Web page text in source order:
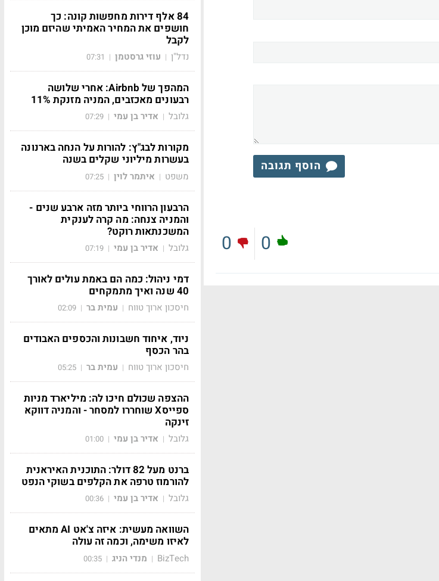
הוסף תגובה
0
0
84 אלף דירות מחפשות קונה: כך
חושפים את המחיר האמיתי שהיזם מוכן
לקבל
נדל"ן | עוזי גרסטמן |
07:31
המהפך של Airbnb: אחרי שלושה
רבעונים מאכזבים, המניה מזנקת 11%
גלובל | אדיר בן עמי |
07:29
מקורות לבג"ץ: להורות על הנחה בארנונה
בעשרות מיליוני שקלים בשנה
משפט | איתמר לוין |
07:25
הרבעון הרווחי ביותר מזה ארבע שנים -
והמניה צנחה: מה קרה לענקית
המשכנתאות רוקט?
גלובל | אדיר בן עמי |
07:19
דמי ניהול: כמה הם באמת עולים לאורך
40 שנה ואיך מתמקחים
חיסכון ארוך טווח | עמית בר |
02:09
ניוד, איחוד חשבונות והכספים האבודים
בהר הכסף
חיסכון ארוך טווח | עמית בר |
05:25
ההצפה שכולם חיכו לה: מיליארד מניות
ספייסX שוחררו למסחר - והמניה דווקא
זינקה
גלובל | אדיר בן עמי |
01:00
ברנט מעל 82 דולר: התוכנית האיראנית
להורמוז טרפה את הקלפים בשוקי הנפט
גלובל | אדיר בן עמי |
00:36
השוואה מעשית: איזה צ'אט AI מתאים
לאיזו משימה, וכמה זה עולה
BizTech
| מנדי הניג |
00:35